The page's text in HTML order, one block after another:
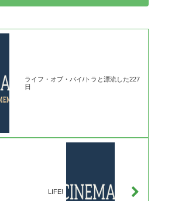
ライフ・オブ・パイ/トラと漂流した227
日
LIFE!